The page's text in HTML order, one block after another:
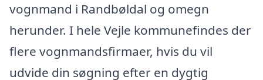
vognmand i Randbøldal og omegn
herunder. I hele Vejle kommunefindes der
flere vognmandsfirmaer, hvis du vil
udvide din søgning efter en dygtig